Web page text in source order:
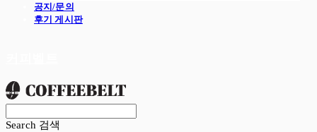
공지/문의
후기 게시판
Search 검색